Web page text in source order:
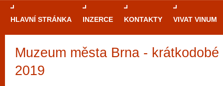
HLAVNÍ STRÁNKA INZERCE KONTAKTY VIVAT VINUM
Muzeum města Brna -
2019
Průvodce